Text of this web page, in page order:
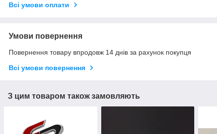
Всі умови оплати
Умови повернення
Повернення товару впродовж 14 днів за рахунок покупця
Всі умови повернення
З цим товаром також замовляють